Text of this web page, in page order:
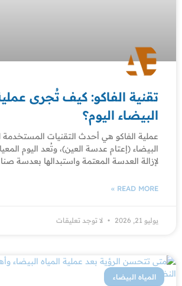
تقنية الفاكو: كيف تُجرى
البيضاء اليوم؟
عملية الفاكو هي أحدث التقنيات المستخدمة
البيضاء (إعتام عدسة العين)، وتُعد اليوم
لإزالة العدسة المعتمة واستبدالها بعدسة
READ MORE »
يوليو 21, 2026 لا توجد تعليقات
المياه البيضاء